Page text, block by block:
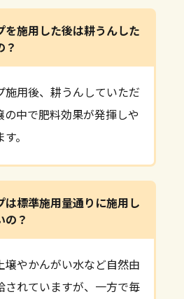
を施用した後は耕うんした
？
施用後、耕うんしていただ
の中で肥料効果が発揮しや
。
は標準施用量通りに施用し
の？
壌やかんがい水など自然由
されていますが、一方で毎